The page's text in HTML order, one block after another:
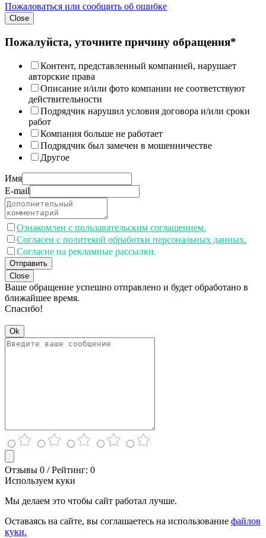
Пожаловаться или сообщить об ошибке
Close
Пожалуйста, уточните причину обращения*
Контент, представленный компанией, нарушает
авторские права
Описание и/или фото компании не соответствуют
действительности
Подрядчик нарушил условия договора и/или сроки
работ
Компания больше не работает
Подрядчик был замечен в мошенничестве
Другое
Имя
E-mail
Ознакомлен с пользавательским соглашением.
Согласен с политекой обработки персональных данных.
Согласие на рекламные рассылки.
Отправить
Close
Ваше обращение успешно отправлено и будет обработано в
ближайшее время.
Спасибо!
Ok
Отзывы 0 / Рейтинг: 0
Используем куки
Мы делаем это чтобы сайт работал лучше.
Оставаясь на сайте, вы соглашаетесь на использование файлов
куки.